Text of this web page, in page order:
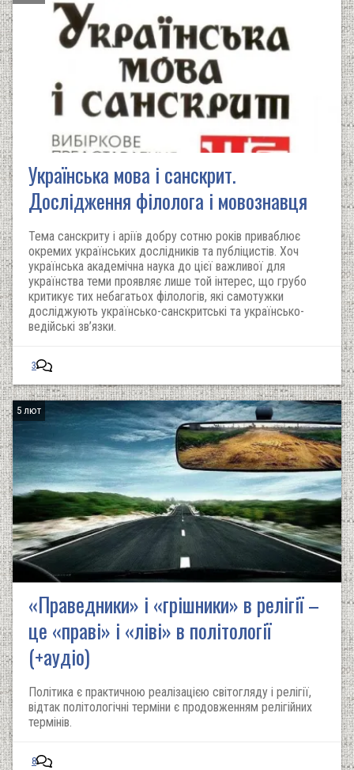
Українська мова і санскрит.
Дослідження філолога і мовознавця
Тема санскриту і аріїв добру сотню років приваблює
окремих українських дослідників та публіцистів. Хоч
українська академічна наука до цієї важливої для
українства теми проявляє лише той інтерес, що грубо
критикує тих небагатьох філологів, які самотужки
досліджують українсько-санскритські та українсько-
ведійські зв’язки.
3
5 лют
«Праведники» і «грішники» в релігії –
це «праві» і «ліві» в політології
(+аудіо)
Політика є практичною реалізацією світогляду і релігії,
відтак політологічні терміни є продовженням релігійних
термінів.
8